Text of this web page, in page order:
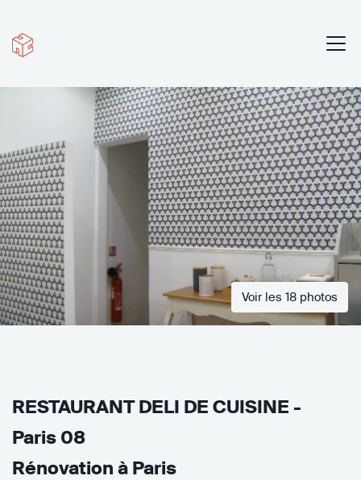
Voir les 18 photos
RESTAURANT DELI DE CUISINE -
Paris 08
Rénovation à Paris